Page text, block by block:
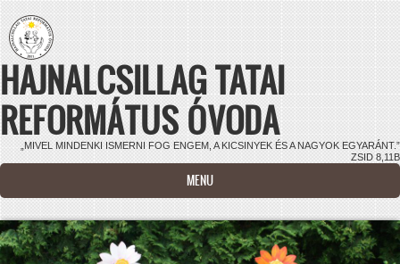
Ugrás a tartalomra
HAJNALCSILLAG TATAI
REFORMÁTUS ÓVODA
„MIVEL MINDENKI ISMERNI FOG ENGEM, A KICSINYEK ÉS A NAGYOK EGYARÁNT.”
ZSID 8,11B
MENU